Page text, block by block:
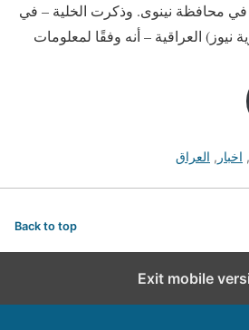
محافظة نينوى. وذكرت الخلية – في
نيوز) العراقية – أنه وفقًا لمعلومات
, اخبار , العراق
Back to top
Exit mobile